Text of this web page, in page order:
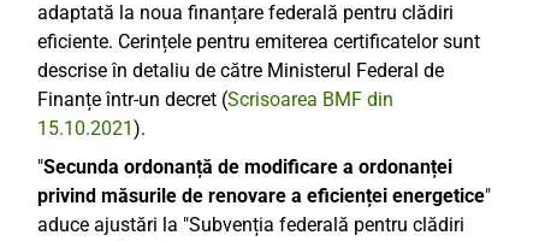
adaptată la noua finanțare federală pentru clădiri
eficiente. Cerințele pentru emiterea certificatelor sunt
descrise în detaliu de către Ministerul Federal de
Finanțe într-un decret (Scrisoarea BMF din
15.10.2021).
"Secunda ordonanță de modificare a ordonanței
privind măsurile de renovare a eficienței energetice"
aduce ajustări la "Subvenția federală pentru clădiri